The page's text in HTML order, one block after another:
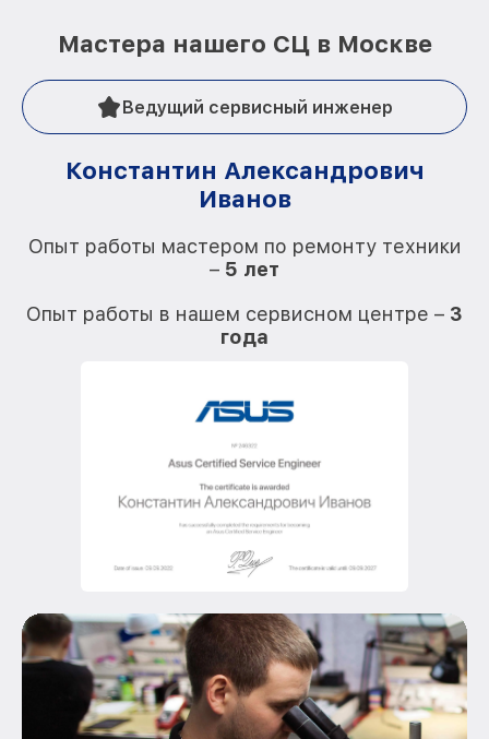
Мастера нашего СЦ в Москве
Ведущий сервисный инженер
Константин Александрович
Иванов
Опыт работы мастером по ремонту техники
– 5 лет
Опыт работы в нашем сервисном центре – 3
года